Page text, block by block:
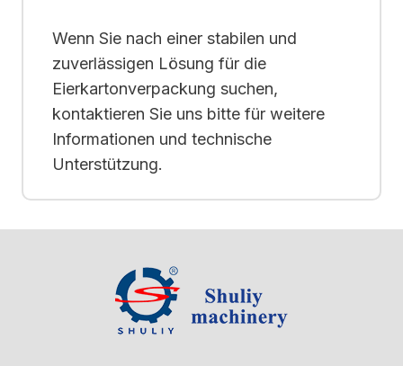
Wenn Sie nach einer stabilen und
zuverlässigen Lösung für die
Eierkartonverpackung suchen,
kontaktieren Sie uns bitte für weitere
Informationen und technische
Unterstützung.